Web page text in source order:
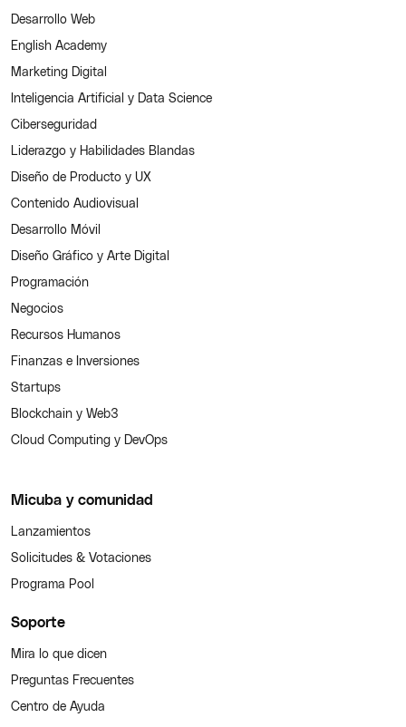
Desarrollo Web
English Academy
Marketing Digital
Inteligencia Artificial y Data Science
Ciberseguridad
Liderazgo y Habilidades Blandas
Diseño de Producto y UX
Contenido Audiovisual
Desarrollo Móvil
Diseño Gráfico y Arte Digital
Programación
Negocios
Recursos Humanos
Finanzas e Inversiones
Startups
Blockchain y Web3
Cloud Computing y DevOps
Micuba y comunidad
Lanzamientos
Solicitudes & Votaciones
Programa Pool
Soporte
Mira lo que dicen
Preguntas Frecuentes
Centro de Ayuda